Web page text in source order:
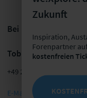
Bei Fragen wenden
Tobias Hildebrandt
+49 221 96 26 05 03
E-Mail schreiben
Zukunft
Inspiration,
Forenpartner
kostenfreien